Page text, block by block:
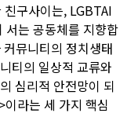
구사이는, LGBTAI
서는 공동체를 지향합
뮤니티의 정치생태
티의 일상적 교류와
심리적 안전망이 되
라는 세 가지 핵심